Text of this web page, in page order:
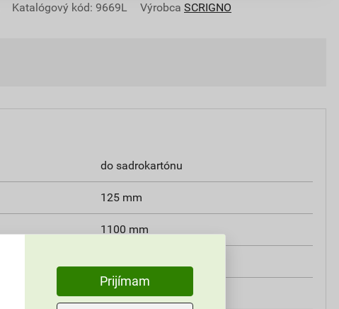
Katalógový kód: 9669L Výrobca SCRIGNO
do sadrokartónu
125 mm
1100 mm
1100×1970×125 mm
Prijímam